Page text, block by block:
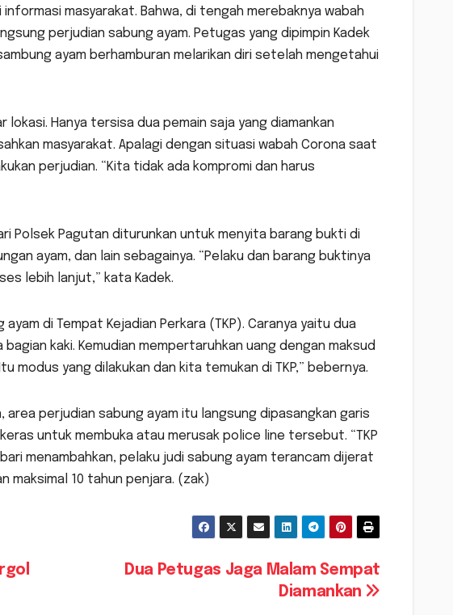
masyarakat. Bahwa, di tengah merebaknya wabah
perjudian sabung ayam. Petugas yang dipimpin Kadek
ayam berhamburan melarikan diri setelah mengetahui
Hanya tersisa dua pemain saja yang diamankan
masyarakat. Apalagi dengan situasi wabah Corona saat
perjudian. “Kita tidak ada kompromi dan harus
Polsek Pagutan diturunkan untuk menyita barang bukti di
ayam, dan lain sebagainya. “Pelaku dan barang buktinya
lebih lanjut,” kata Kadek.
di Tempat Kejadian Perkara (TKP). Caranya yaitu dua
kaki. Kemudian mempertaruhkan uang dengan maksud
modus yang dilakukan dan kita temukan di TKP,” bebernya.
perjudian sabung ayam itu langsung dipasangkan garis
untuk membuka atau merusak police line tersebut. “TKP
menambahkan, pelaku judi sabung ayam terancam dijerat
maksimal 10 tahun penjara. (zak)
Dua Petugas Jaga Malam Sempat
Diamankan